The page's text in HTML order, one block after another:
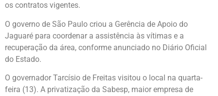
os contratos vigentes.
O governo de São Paulo criou a Gerência de Apoio do
Jaguaré para coordenar a assistência às vítimas e a
recuperação da área, conforme anunciado no Diário Oficial
do Estado.
O governador Tarcísio de Freitas visitou o local na quarta-
feira (13). A privatização da Sabesp, maior empresa de